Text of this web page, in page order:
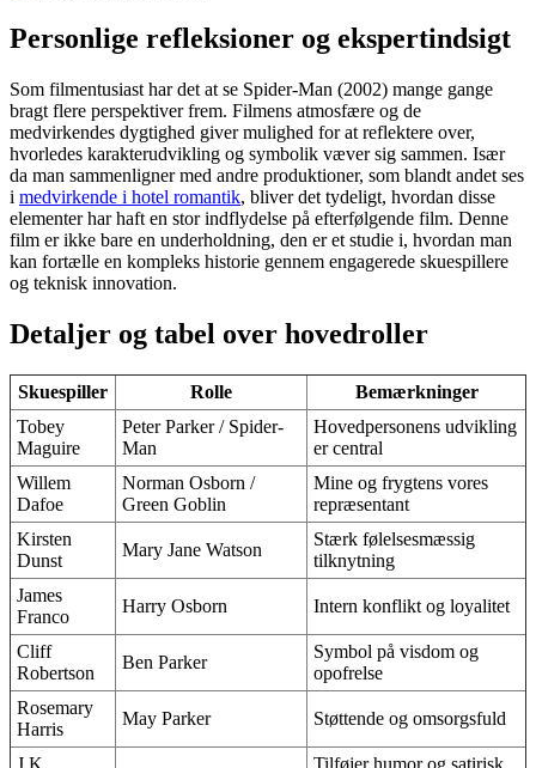
Personlige refleksioner og ekspertindsigt
Som filmentusiast har det at se Spider-Man (2002) mange gange
bragt flere perspektiver frem. Filmens atmosfære og de
medvirkendes dygtighed giver mulighed for at reflektere over,
hvorledes karakterudvikling og symbolik væver sig sammen. Især
da man sammenligner med andre produktioner, som blandt andet ses
i medvirkende i hotel romantik, bliver det tydeligt, hvordan disse
elementer har haft en stor indflydelse på efterfølgende film. Denne
film er ikke bare en underholdning, den er et studie i, hvordan man
kan fortælle en kompleks historie gennem engagerede skuespillere
og teknisk innovation.
Detaljer og tabel over hovedroller
Skuespiller Rolle
Bemærkninger
Tobey
Maguire
Peter Parker / Spider-
Man
Hovedpersonens udvikling
er central
Willem
Dafoe
Norman Osborn /
Green Goblin
Mine og frygtens vores
repræsentant
Kirsten
Dunst
Mary Jane Watson
Stærk følelsesmæssig
tilknytning
James
Franco
Harry Osborn Intern konflikt og loyalitet
Cliff
Robertson
Ben Parker
Symbol på visdom og
opofrelse
Rosemary
Harris
May Parker Støttende og omsorgsfuld
J.K. Tilføjer humor og satirisk